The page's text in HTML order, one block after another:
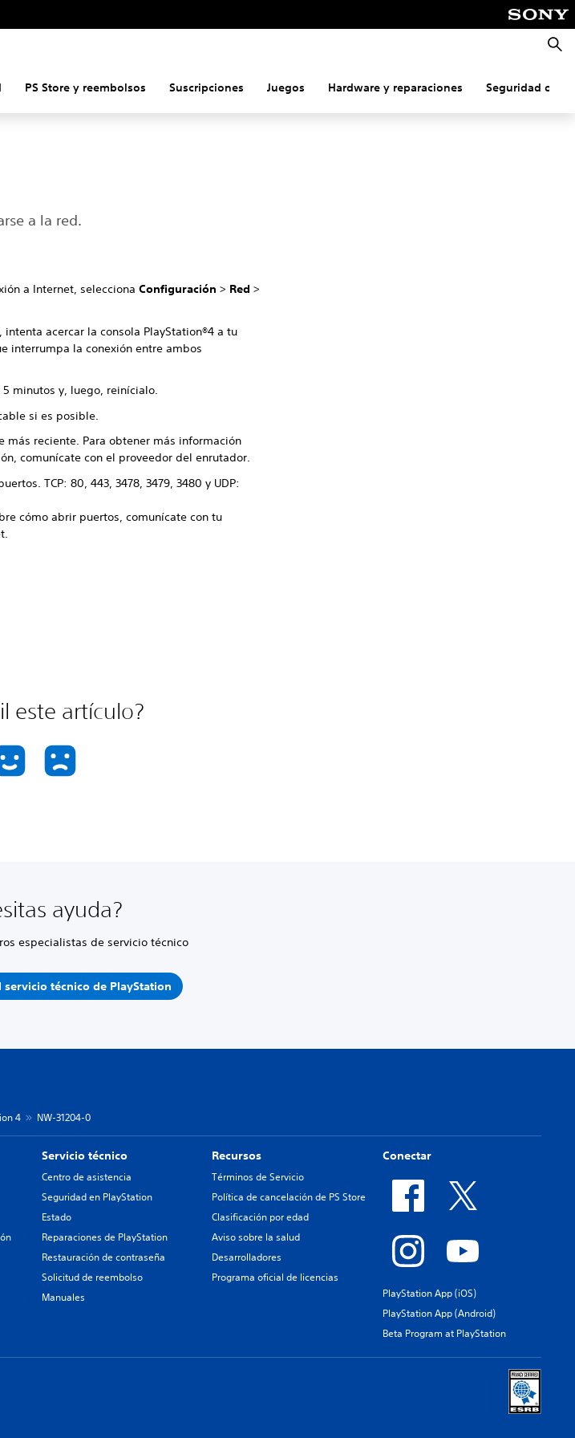
PS Store y reembolsos Suscripciones Juegos Hardware y reparaciones Seguridad
a la red.
a Internet, seleccionaConfiguración > Red >
acercar la consola PlayStation®4 a tu
interrumpa la conexión entre ambos
minutos y, luego, reinícialo.
si es posible.
más reciente. Para obtener más información
comunícate con el proveedor del enrutador.
TCP: 80, 443, 3478, 3479, 3480 y UDP:
cómo abrir puertos, comunícate con tu
este artículo?
ayuda?
especialistas de servicio técnico
servicio técnico de PlayStation
4 NW-31204-0
Servicio técnico
Centro de asistencia
Seguridad en PlayStation
Estado
Reparaciones de PlayStation
Restauración de contraseña
Solicitud de reembolso
Manuales
Recursos
Términos de Servicio
Política de cancelación de PS Store
Clasificación por edad
Aviso sobre la salud
Desarrolladores
Programa oficial de licencias
Conectar
PlayStation App (iOS)
PlayStation App (Android)
Beta Program at PlayStation